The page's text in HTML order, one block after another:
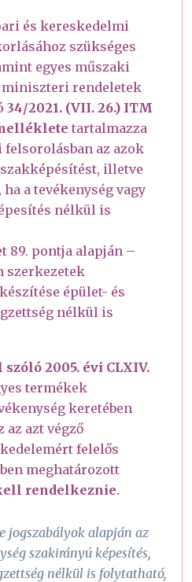
és kereskedelmi
szükséges
egyes műszaki
miniszteri rendeletek
34/2021. (VII. 26.) ITM
tartalmazza
az azok
illetve
a tevékenység vagy
nélkül is
89. pontja alapján –
szerkezetek
épület- és
nélkül is
2005. évi CLXIV.
termékek
keretében
az azt végző
felelős
meghatározott
rendelkeznie.
jogszabályok alapján az
szakirányú képesítés,
nélkül is folytatható,